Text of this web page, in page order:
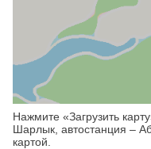
Нажмите «Загрузить
Шарлык, автостанция –
картой.